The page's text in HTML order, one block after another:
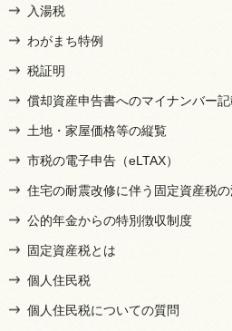
入湯税
わがまち特例
税証明
償却資産申告書へのマイナンバー
土地・家屋価格等の縦覧
市税の電子申告（eLTAX）
住宅の耐震改修に伴う固定資産税
公的年金からの特別徴収制度
固定資産税とは
個人住民税
個人住民税についての質問